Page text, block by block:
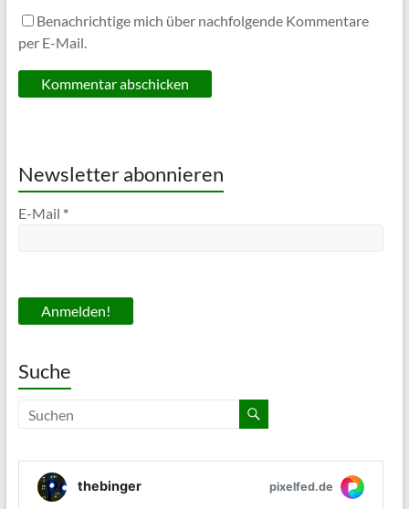
Benachrichtige mich über nachfolgende Kommentare
per E-Mail.
Newsletter abonnieren
E-Mail *
Suche